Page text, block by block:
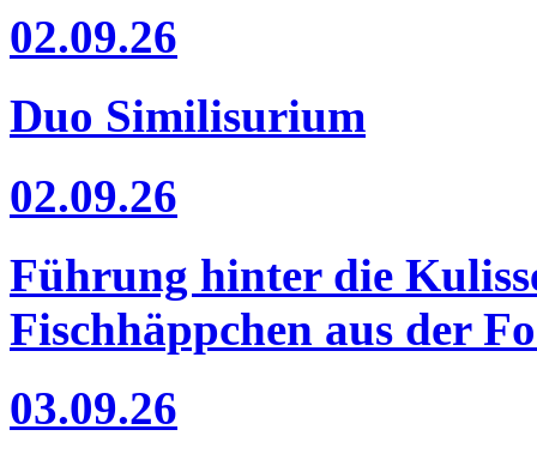
02.09.26
Duo Similisurium
02.09.26
Führung hinter die
Fischhäppchen aus der
03.09.26